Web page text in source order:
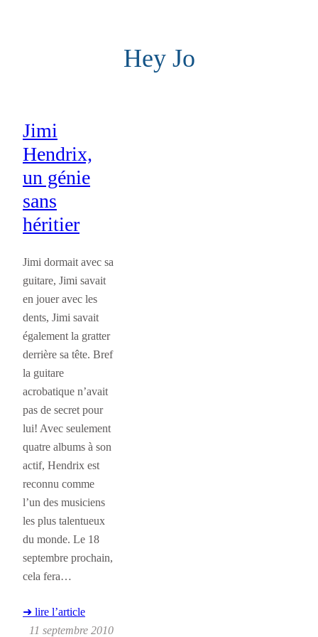
Hey Jo
Jimi
Hendrix,
un génie
sans
héritier
Jimi dormait avec sa
guitare, Jimi savait
en jouer avec les
dents, Jimi savait
également la gratter
derrière sa tête. Bref
la guitare
acrobatique n’avait
pas de secret pour
lui! Avec seulement
quatre albums à son
actif, Hendrix est
reconnu comme
l’un des musiciens
les plus talentueux
du monde. Le 18
septembre prochain,
cela fera…
➜ lire l’article
11 septembre 2010